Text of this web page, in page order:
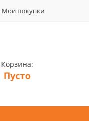
Мои покупки
Корзина:
Пусто